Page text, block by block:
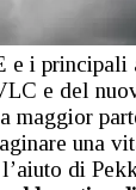
e i principali
e del
maggior
una
di